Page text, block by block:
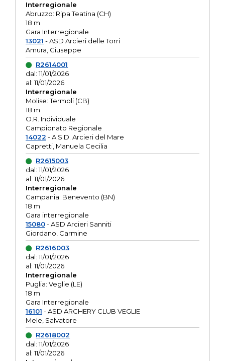
Interregionale
Abruzzo: Ripa Teatina (CH)
18 m
Gara Interregionale
13021 - ASD Arcieri delle Torri
Amura, Giuseppe
R2614001
dal: 11/01/2026
al: 11/01/2026
Interregionale
Molise: Termoli (CB)
18 m
O.R. Individuale
Campionato Regionale
14022 - A.S.D. Arcieri del Mare
Capretti, Manuela Cecilia
R2615003
dal: 11/01/2026
al: 11/01/2026
Interregionale
Campania: Benevento (BN)
18 m
Gara interregionale
15080- ASD Arcieri Sanniti
Giordano, Carmine
R2616003
dal: 11/01/2026
al: 11/01/2026
Interregionale
Puglia: Veglie (LE)
18 m
Gara Interregionale
16101 - ASD ARCHERY CLUB VEGLIE
Mele, Salvatore
R2618002
dal: 11/01/2026
al: 11/01/2026